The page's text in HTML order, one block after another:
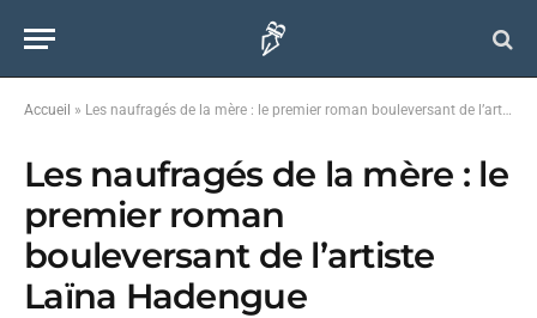
Accueil » Les naufragés de la mère : le premier roman bouleversant de l’artiste Laïna Hadengue
Les naufragés de la mère : le
premier roman
bouleversant de l’artiste
Laïna Hadengue